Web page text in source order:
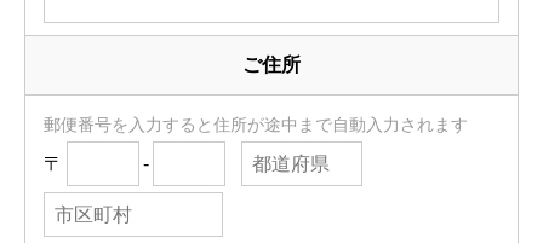
ご住所
郵便番号を入力すると住所が途中まで自動入力されます
〒 -